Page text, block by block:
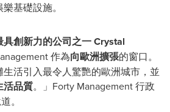
基礎設施。
具創新力的公司之一Crystal
作為向歐洲擴張的窗口。
活引入最令人驚艷的歐洲城市，並
活品質。」Forty Management 行政
。